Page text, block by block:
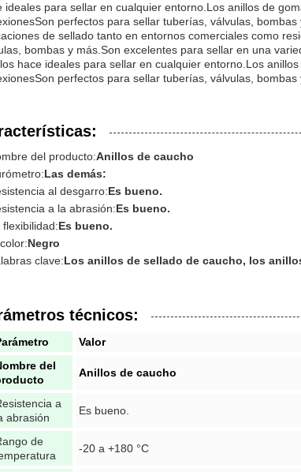
ideales para sellar en cualquier entorno.Los anillos de
perfectos para sellar tuberías, válvulas,
de sellado tanto en entornos comerciales como
bombas y más.Son excelentes para sellar en una
hace ideales para sellar en cualquier entorno.Los
perfectos para sellar tuberías, válvulas, bombas
del producto:Anillos de caucho
Las demás:
al desgarro:Es bueno.
a la abrasión:Es bueno.
flexibilidad:Es bueno.
Negro
clave:Los anillos de sellado de caucho, los
técnicos:
Valor
del
Anillos de caucho
a
abrasión
Es bueno.
de
-20 a +180 °C